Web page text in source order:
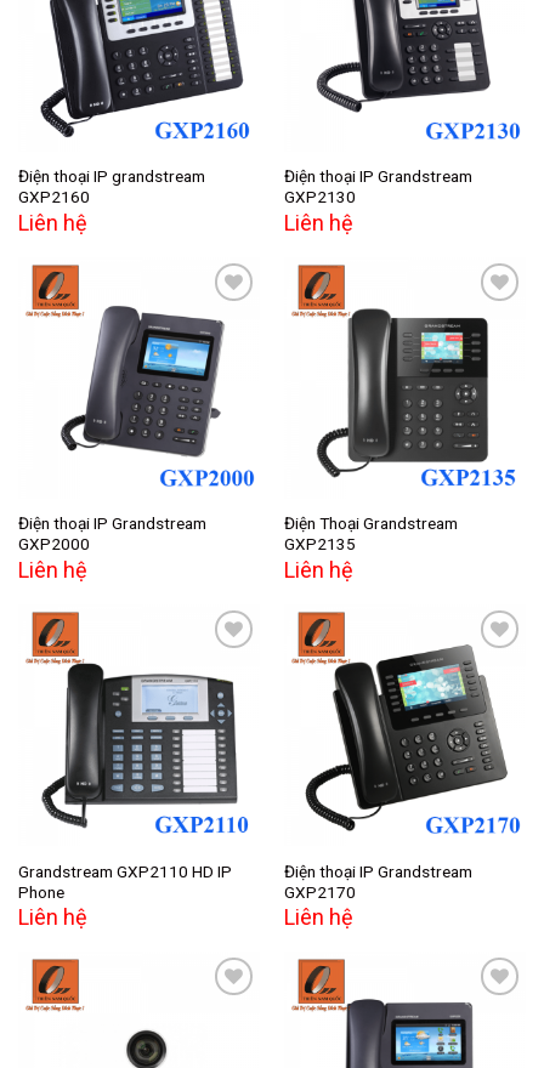
Add to
wishlist
Điện thoại IP grandstream
GXP2160
Liên hệ
Add to
wishlist
Điện thoại IP Grandstream
GXP2130
Liên hệ
Add to
wishlist
Điện thoại IP Grandstream
GXP2000
Liên hệ
Add to
wishlist
Điện Thoại Grandstream
GXP2135
Liên hệ
Add to
wishlist
Grandstream GXP2110 HD IP
Phone
Liên hệ
Add to
wishlist
Điện thoại IP Grandstream
GXP2170
Liên hệ